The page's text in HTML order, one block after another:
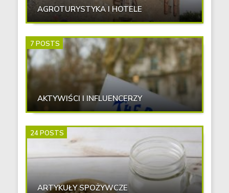
AGROTURYSTYKA I HOTELE
7 POSTS
AKTYWIŚCI I INFLUENCERZY
24 POSTS
ARTYKUŁY SPOŻYWCZE